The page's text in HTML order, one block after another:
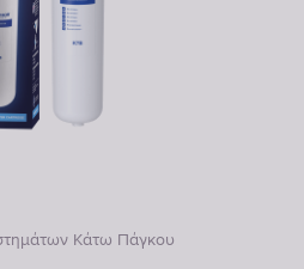
Κάτω Πάγκου